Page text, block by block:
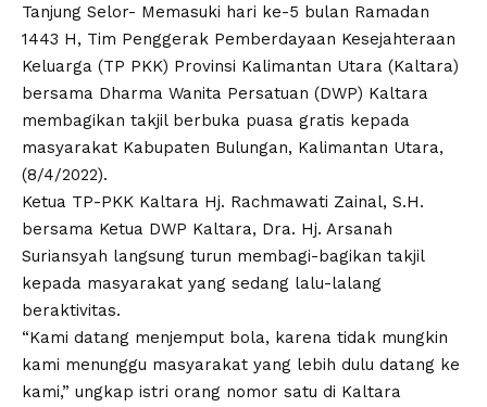
Tanjung Selor- Memasuki hari ke-5 bulan Ramadan
1443 H, Tim Penggerak Pemberdayaan Kesejahteraan
Keluarga (TP PKK) Provinsi Kalimantan Utara (Kaltara)
bersama Dharma Wanita Persatuan (DWP) Kaltara
membagikan takjil berbuka puasa gratis kepada
masyarakat Kabupaten Bulungan, Kalimantan Utara,
(8/4/2022).
Ketua TP-PKK Kaltara Hj. Rachmawati Zainal, S.H.
bersama Ketua DWP Kaltara, Dra. Hj. Arsanah
Suriansyah langsung turun membagi-bagikan takjil
kepada masyarakat yang sedang lalu-lalang
beraktivitas.
“Kami datang menjemput bola, karena tidak mungkin
kami menunggu masyarakat yang lebih dulu datang ke
kami,” ungkap istri orang nomor satu di Kaltara